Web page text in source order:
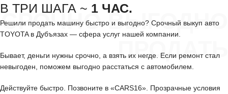
СРОЧНО ВЫГОДНО
ПРОДАТЬ
В ТРИ ШАГА ~ 1 ЧАС.
Решили продать машину быстро и выгодно? Срочный выкуп авто
TOYOTA в Дубъязах — сфера услуг нашей компании.
Бывает, деньги нужны срочно, а взять их негде. Если ремонт стал
невыгоден, поможем выгодно расстаться с автомобилем.
Действуйте быстро. Позвоните в «CARS16». Прозрачные условия